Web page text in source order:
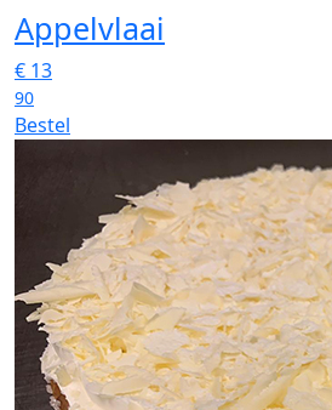
Appelvlaai
€ 13
90
Bestel